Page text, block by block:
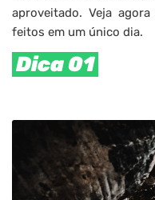
aproveitado. Veja
feitos em um único dia.
Dica 01